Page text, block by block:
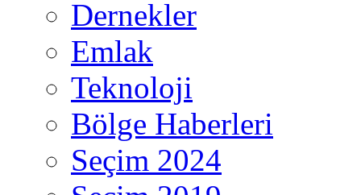
Dernekler
Emlak
Teknoloji
Bölge Haberleri
Seçim 2024